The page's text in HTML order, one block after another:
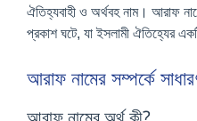
ঐতিহ্যবাহী ও অর্থবহ নাম। আরাফ
প্রকাশ ঘটে, যা ইসলামী ঐতিহ্যের
আরাফ নামের সম্পর্কে